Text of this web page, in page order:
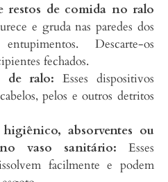
restos de comida no ralo
e gruda nas paredes dos
Descarte-os
fechados.
de ralo: Esses dispositivos
pelos e outros detritos
absorventes ou
vaso sanitário: Esses
facilmente e podem